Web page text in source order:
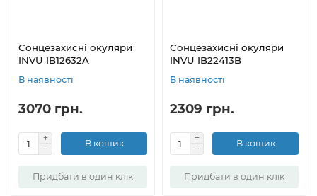
Сонцезахисні окуляри
INVU IB12632A
В наявності
3070 грн.
В кошик
Придбати в один клік
Сонцезахисні окуляри
INVU IB22413B
В наявності
2309 грн.
В кошик
Придбати в один клік